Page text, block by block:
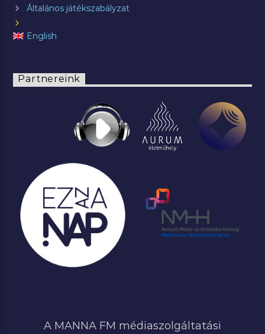
Általános játékszabályzat
English
Partnereink
A MANNA FM médiaszolgáltatási